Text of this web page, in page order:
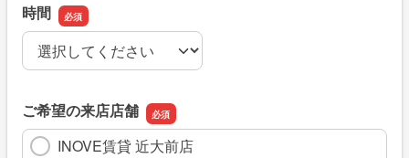
時間
時間
ご希望の来店店舗
INOVE賃貸 近大前店